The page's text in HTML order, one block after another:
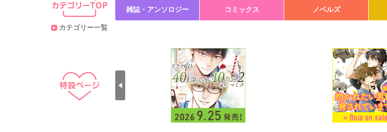
カテゴリー一覧
雑誌・アンソロジー コミックス ノベルズ